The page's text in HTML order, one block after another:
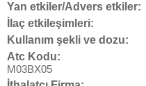
Yan etkiler/Advers etkiler:
İlaç etkileşimleri:
Kullanım şekli ve dozu:
Atc Kodu:
M03BX05